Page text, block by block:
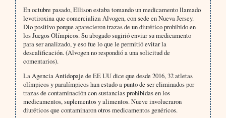
En octubre pasado, Ellison estaba tomando un medicamento llamado
levotiroxina que comercializa Alvogen, con sede en Nueva Jersey.
Dio positivo porque aparecieron trazas de un diurético prohibido en
los Juegos Olímpicos. Su abogado sugirió enviar su medicamento
para ser analizado, y eso fue lo que le permitió evitar la
descalificación. (Alvogen no respondió a una solicitud de
comentarios).
La Agencia Antidopaje de EE UU dice que desde 2016, 32 atletas
olímpicos y paralímpicos han estado a punto de ser eliminados por
trazas de contaminación con sustancias prohibidas en los
medicamentos, suplementos y alimentos. Nueve involucraron
diuréticos que contaminaron otros medicamentos genéricos.